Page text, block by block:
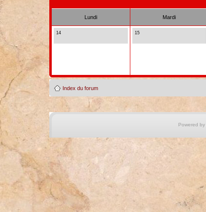
Lundi Mardi
14 15
Index du forum
Powered by